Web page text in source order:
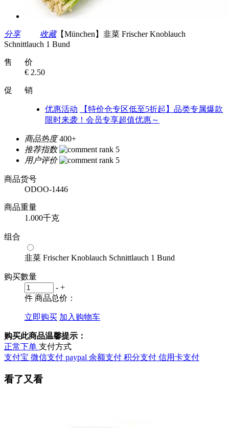
分享 收藏【München】韭菜 Frischer Knoblauch
Schnittlauch 1 Bund
售 价
€ 2.50
促 销
优惠活动
【特价仓专区低至5折起】品类专属爆款
限时来袭！会员专享超值优惠～
商品热度 400+
推荐指数
用户评价
商品货号
ODOO-1446
商品重量
1.000千克
组合
韭菜 Frischer Knoblauch Schnittlauch 1 Bund
购买數量
- +
件 商品总价：
立即购买 加入购物车
购买此商品温馨提示：
正常下单 支付方式
支付宝 微信支付 paypal 余额支付 积分支付 信用卡支付
看了又看